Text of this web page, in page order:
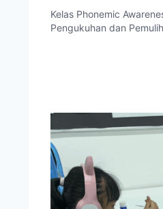
Kelas Phonemic
Pengukuhan dan